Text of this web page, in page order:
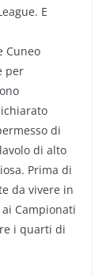
E
Cuneo
per
di
di alto
Prima di
da vivere in
Campionati
i quarti di